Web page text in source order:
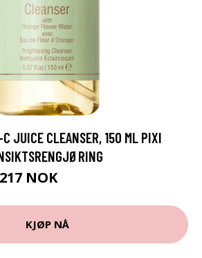
JUICE CLEANSER, 150 ML PIXI
217 NOK
KJØP NÅ